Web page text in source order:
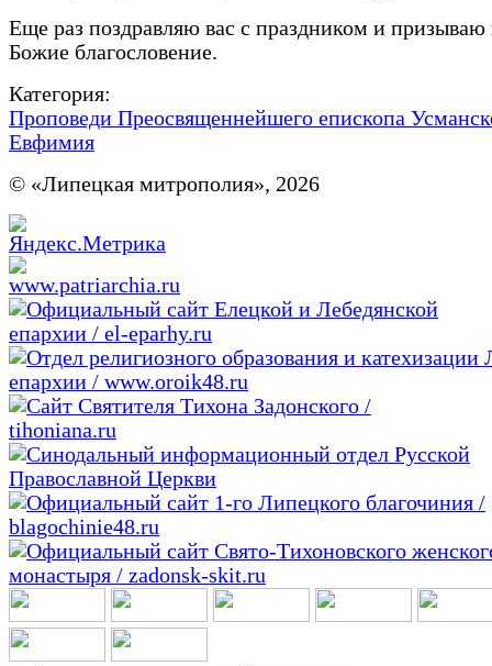
Еще раз поздравляю вас с праздником и призываю
Божие благословение.
Категория:
Проповеди Преосвященнейшего епископа
Евфимия
© «Липецкая митрополия», 2026